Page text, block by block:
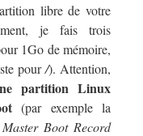
libre de votre
je fais trois
1Go de mémoire,
pour/). Attention,
partition Linux
(par exemple la
Master Boot Record